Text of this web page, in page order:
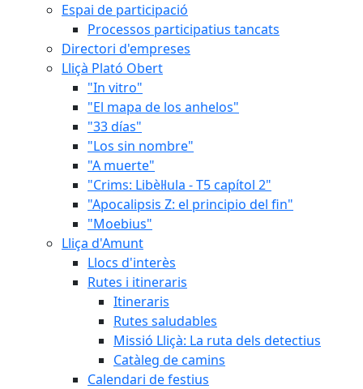
Espai de participació
Processos participatius tancats
Directori d'empreses
Lliçà Plató Obert
"In vitro"
"El mapa de los anhelos"
"33 días"
"Los sin nombre"
"A muerte"
"Crims: Libèl·lula - T5 capítol 2"
"Apocalipsis Z: el principio del fin"
"Moebius"
Lliça d'Amunt
Llocs d'interès
Rutes i itineraris
Itineraris
Rutes saludables
Missió Lliçà: La ruta dels detectius
Catàleg de camins
Calendari de festius